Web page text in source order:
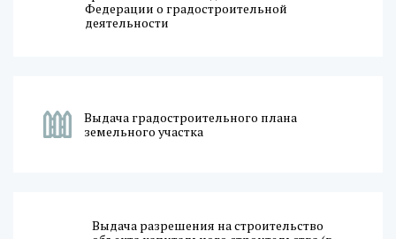
Федерации о градостроительной
деятельности
Выдача градостроительного плана
земельного участка
Выдача разрешения на строительство